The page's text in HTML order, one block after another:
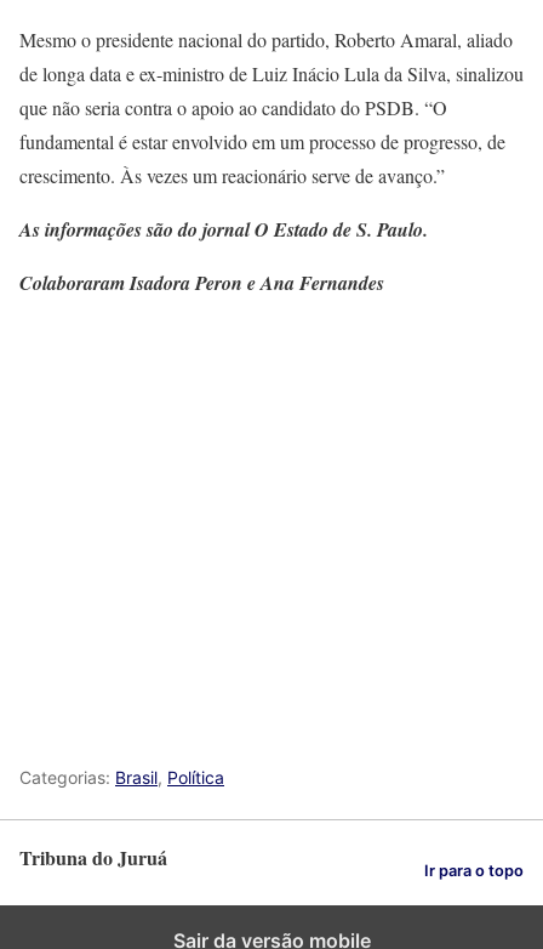
Mesmo o presidente nacional do partido, Roberto Amaral, aliado
de longa data e ex-ministro de Luiz Inácio Lula da Silva, sinalizou
que não seria contra o apoio ao candidato do PSDB. “O
fundamental é estar envolvido em um processo de progresso, de
crescimento. Às vezes um reacionário serve de avanço.”
As informações são do jornal O Estado de S. Paulo.
Colaboraram Isadora Peron e Ana Fernandes
Categorias: Brasil, Política
Tribuna do Juruá Ir para o topo
Sair da versão mobile